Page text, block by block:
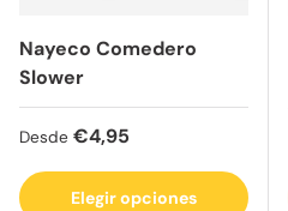
Nayeco Comedero
Slower
Precio normal
Desde €4,95
Elegir opciones